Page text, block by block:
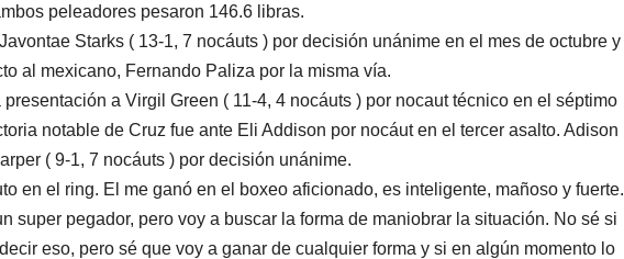
peleadores pesaron 146.6 libras.
Starks ( 13-1, 7 nocáuts ) por decisión unánime en el mes de octubre y
al mexicano, Fernando Paliza por la misma vía.
a Virgil Green ( 11-4, 4 nocáuts ) por nocaut técnico en el séptimo
notable de Cruz fue ante Eli Addison por nocáut en el tercer asalto. Adison
( 9-1, 7 nocáuts ) por decisión unánime.
en el ring. El me ganó en el boxeo aficionado, es inteligente, mañoso y fuerte.
super pegador, pero voy a buscar la forma de maniobrar la situación. No sé si
eso, pero sé que voy a ganar de cualquier forma y si en algún momento lo